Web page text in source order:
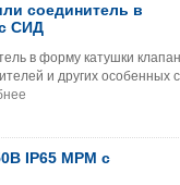
соединитель в
СИД
в форму катушки
и других особенных
IP65 MPM с